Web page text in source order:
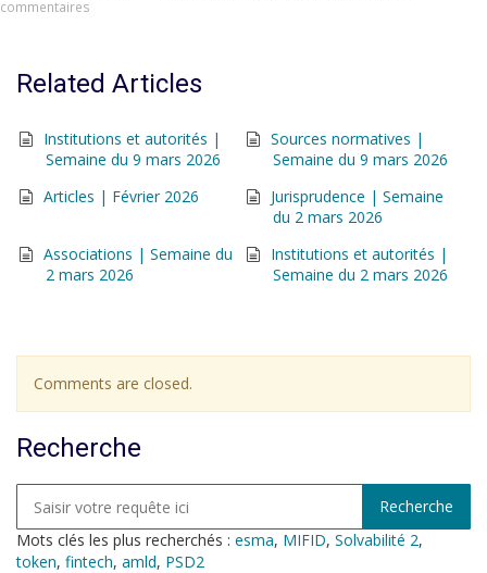
commentaires
Related Articles
Institutions et autorités |
Semaine du 9 mars 2026
Sources normatives |
Semaine du 9 mars 2026
Articles | Février 2026
Jurisprudence | Semaine
du 2 mars 2026
Associations | Semaine du
2 mars 2026
Institutions et autorités |
Semaine du 2 mars 2026
Comments are closed.
Recherche
Mots clés les plus recherchés : esma, MIFID, Solvabilité 2,
token, fintech, amld, PSD2